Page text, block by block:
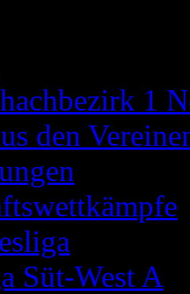
1
den
Süt-West A